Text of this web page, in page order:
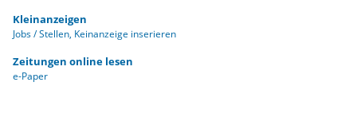
Kleinanzeigen
Jobs / Stellen Keinanzeige inserieren
Zeitungen online lesen
e-Paper